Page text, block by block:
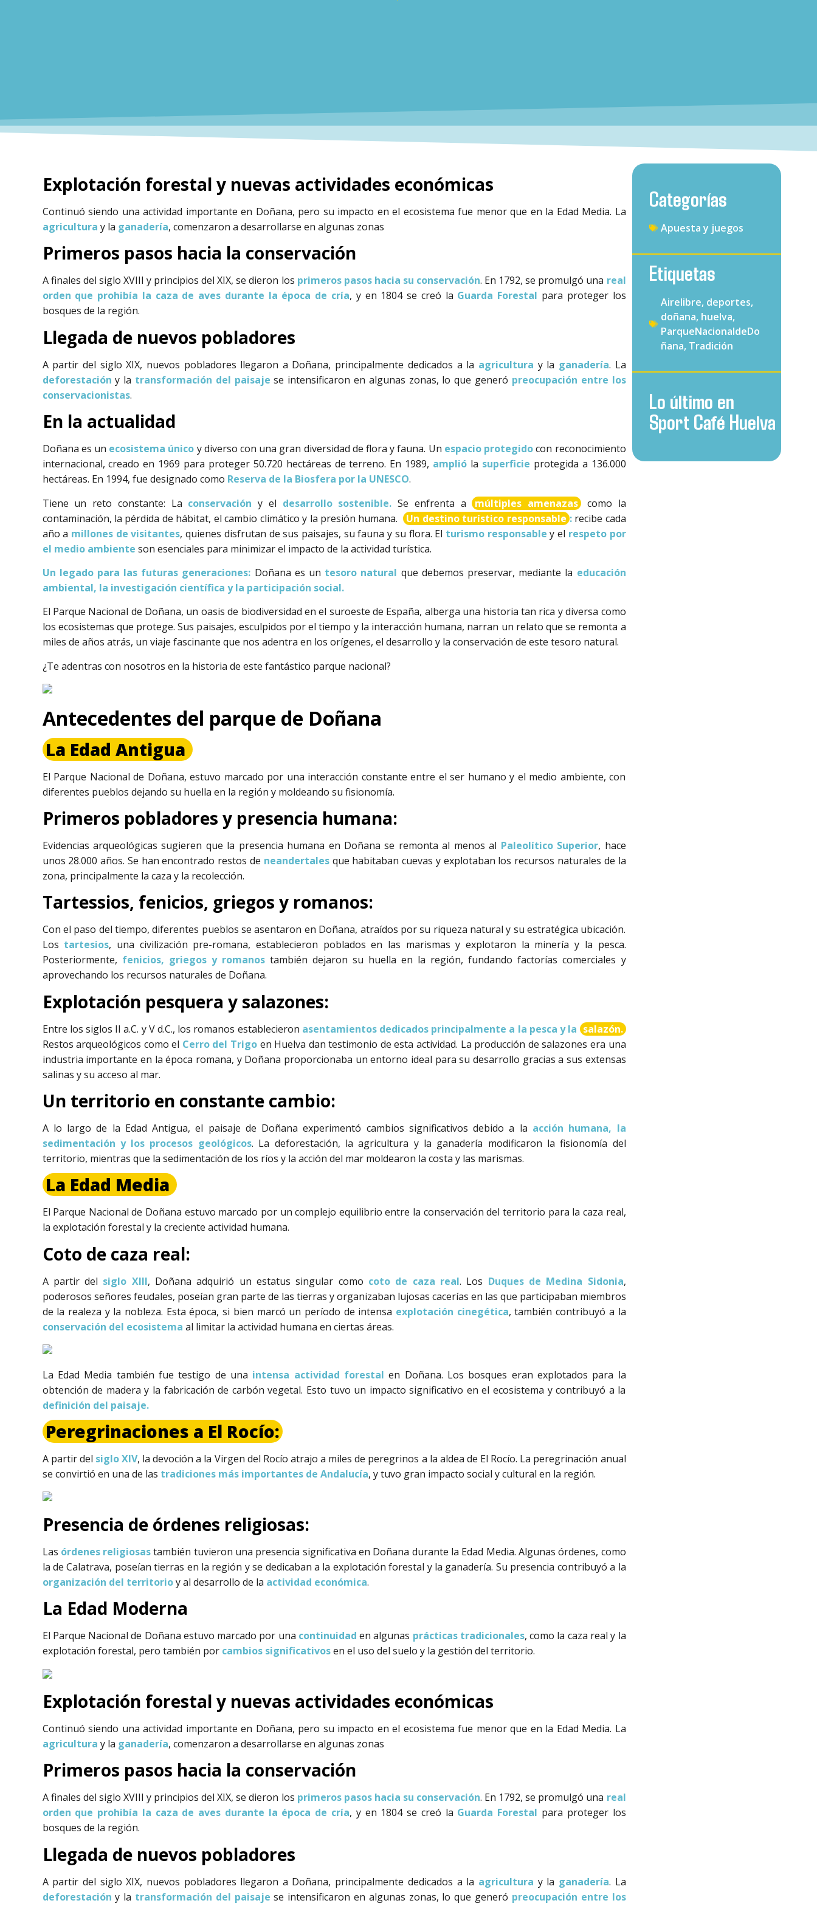
Explotación forestal y nuevas actividades económicas
Continuó siendo una actividad importante en Doñana, pero su impacto en el ecosistema fue menor que en la Edad Media. La
agricultura y la ganadería, comenzaron a desarrollarse en algunas zonas
Primeros pasos hacia la conservación
A finales del siglo XVIII y principios del XIX, se dieron los primeros pasos hacia su conservación. En 1792, se promulgó una real
orden que prohibía la caza de aves durante la época de cría, y en 1804 se creó la Guarda Forestal para proteger los
bosques de la región.
Llegada de nuevos pobladores
A partir del siglo XIX, nuevos pobladores llegaron a Doñana, principalmente dedicados a la agricultura y la ganadería. La
deforestación y la transformación del paisaje se intensificaron en algunas zonas, lo que generó preocupación entre los
conservacionistas.
En la actualidad
Doñana es un ecosistema único y diverso con una gran diversidad de flora y fauna. Un espacio protegidocon reconocimiento
internacional, creado en 1969 para proteger 50.720 hectáreas de terreno. En 1989, amplió la superficie protegida a 136.000
hectáreas. En 1994, fue designado como Reserva de la Biosfera por la UNESCO.
Tiene un reto constante: La conservación y el desarrollo sostenible. Se enfrenta a múltiples amenazas
como la
contaminación, la pérdida de hábitat, el cambio climático y la presión humana. Un destino turístico responsable : recibe cada
año a millones de visitantes, quienes disfrutan de sus paisajes, su fauna y su flora. El turismo responsable y el respeto por
el medio ambiente son esenciales para minimizar el impacto de la actividad turística.
Un legado para las futuras generaciones: Doñana es un tesoro natural que debemos preservar, mediante la educación
ambiental, la investigación científica y la participación social.
El Parque Nacional de Doñana, un oasis de biodiversidad en el suroeste de España, alberga una historia tan rica y diversa como
los ecosistemas que protege. Sus paisajes, esculpidos por el tiempo y la interacción humana, narran un relato que se remonta a
miles de años atrás, un viaje fascinante que nos adentra en los orígenes, el desarrollo y la conservación de este tesoro natural.
¿Te adentras con nosotros en la historia de este fantástico parque nacional?
Antecedentes del parque de Doñana
La Edad Antigua
El Parque Nacional de Doñana, estuvo marcado por una interacción constante entre el ser humano y el medio ambiente, con
diferentes pueblos dejando su huella en la región y moldeando su fisionomía.
Primeros pobladores y presencia humana:
Evidencias arqueológicas sugieren que la presencia humana en Doñana se remonta al menos al Paleolítico Superior, hace
unos 28.000 años. Se han encontrado restos de neandertalesque habitaban cuevas y explotaban los recursos naturales de la
zona, principalmente la caza y la recolección.
Tartessios, fenicios, griegos y romanos:
Con el paso del tiempo, diferentes pueblos se asentaron en Doñana, atraídos por su riqueza natural y su estratégica ubicación.
Los tartesios, una civilización pre-romana, establecieron poblados en las marismas y explotaron la minería y la pesca.
Posteriormente, fenicios, griegos y romanostambién dejaron su huella en la región, fundando factorías comerciales y
aprovechando los recursos naturales de Doñana.
Explotación pesquera y salazones:
Entre los siglos II a.C. y V d.C., los romanos establecieron asentamientos dedicados principalmente a la pesca y la salazón.
Restos arqueológicos como el Cerro del Trigo en Huelva dan testimonio de esta actividad. La producción de salazones era una
industria importante en la época romana, y Doñana proporcionaba un entorno ideal para su desarrollo gracias a sus extensas
salinas y su acceso al mar.
Un territorio en constante cambio:
A lo largo de la Edad Antigua, el paisaje de Doñana experimentó cambios significativos debido a la acción humana, la
sedimentación y los procesos geológicos. La deforestación, la agricultura y la ganadería modificaron la fisionomía del
territorio, mientras que la sedimentación de los ríos y la acción del mar moldearon la costa y las marismas.
La Edad Media
El Parque Nacional de Doñana estuvo marcado por un complejo equilibrio entre la conservación del territorio para la caza real,
la explotación forestal y la creciente actividad humana.
Coto de caza real:
A partir del siglo XIII, Doñana adquirió un estatus singular como coto de caza real. Los Duques de Medina Sidonia,
poderosos señores feudales, poseían gran parte de las tierras y organizaban lujosas cacerías en las que participaban miembros
de la realeza y la nobleza. Esta época, si bien marcó un período de intensa explotación cinegética, también contribuyó a la
conservación del ecosistema al limitar la actividad humana en ciertas áreas.
La Edad Media también fue testigo de una intensa actividad forestal en Doñana. Los bosques eran explotados para la
obtención de madera y la fabricación de carbón vegetal. Esto tuvo un impacto significativo en el ecosistema y contribuyó a la
definición del paisaje.
Peregrinaciones a El Rocío:
A partir del siglo XIV, la devoción a la Virgen del Rocío atrajo a miles de peregrinos a la aldea de El Rocío. La peregrinación anual
se convirtió en una de las tradiciones más importantes de Andalucía, y tuvo gran impacto social y cultural en la región.
Presencia de órdenes religiosas:
Las órdenes religiosastambién tuvieron una presencia significativa en Doñana durante la Edad Media. Algunas órdenes, como
la de Calatrava, poseían tierras en la región y se dedicaban a la explotación forestal y la ganadería. Su presencia contribuyó a la
organización del territorioy al desarrollo de la actividad económica.
La Edad Moderna
El Parque Nacional de Doñana estuvo marcado por una continuidaden algunas prácticas tradicionales, como la caza real y la
explotación forestal, pero también por cambios significativosen el uso del suelo y la gestión del territorio.
Explotación forestal y nuevas actividades económicas
Continuó siendo una actividad importante en Doñana, pero su impacto en el ecosistema fue menor que en la Edad Media. La
agricultura y la ganadería, comenzaron a desarrollarse en algunas zonas
Primeros pasos hacia la conservación
A finales del siglo XVIII y principios del XIX, se dieron los primeros pasos hacia su conservación. En 1792, se promulgó una real
orden que prohibía la caza de aves durante la época de cría, y en 1804 se creó la Guarda Forestal para proteger los
bosques de la región.
Llegada de nuevos pobladores
A partir del siglo XIX, nuevos pobladores llegaron a Doñana, principalmente dedicados a la agricultura y la ganadería. La
deforestación y la transformación del paisaje se intensificaron en algunas zonas, lo que generó preocupación entre los
Categorías
Apuesta y juegos
Etiquetas
Airelibre, deportes,
doñana, huelva,
ParqueNacionaldeDo
ñana, Tradición
Lo último en
Sport Café Huelva